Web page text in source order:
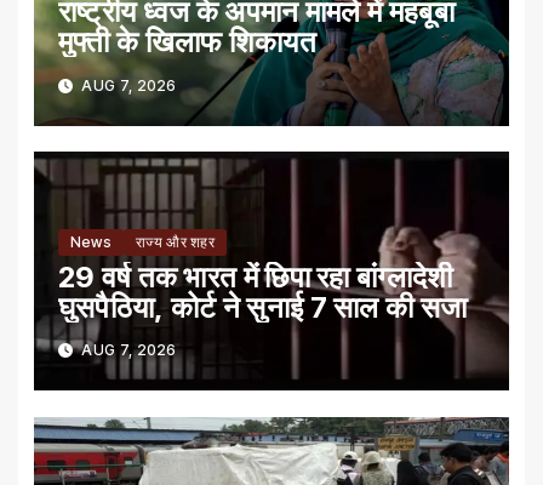
राष्ट्रीय ध्वज के अपमान मामले में महबूबा
मुफ्ती के खिलाफ शिकायत
AUG 7, 2026
News राज्य और शहर
29 वर्ष तक भारत में छिपा रहा बांग्लादेशी
घुसपैठिया, कोर्ट ने सुनाई 7 साल की सजा
AUG 7, 2026